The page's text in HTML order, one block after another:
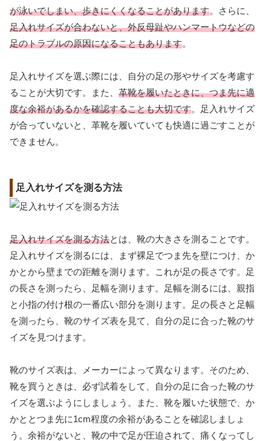
が泳いでしまい、歩きにくくなることがあります。さらに、
足入れサイズが合わないと、外反母趾やハンマートウなどの
足のトラブルの原因になることもあります。
足入れサイズを選ぶ際には、自分の足の形やサイズを考慮す
ることが大切です。また、 革靴を履いたときに、つま先に適
度な余裕があるかを確認することも大切です。足入れサイズ
が合っていないと、革靴を履いていても快適に過ごすことが
できません。
足入れサイズを測る方法
足入れサイズを測る方法とは、靴の大きさを測ることです。
足入れサイズを測るには、まず裸足でつま先を壁につけ、か
かとから壁までの距離を測ります。これが足の長さです。足
の長さを測ったら、足幅を測ります。足幅を測るには、親指
と小指の付け根の一番広い部分を測ります。足の長さと足幅
を測ったら、靴のサイズ表を見て、自分の足に合った靴のサ
イズを見つけます。
靴のサイズ表は、メーカーによって異なります。そのため、
靴を買うときは、必ず試着をして、自分の足に合った靴のサ
イズを選ぶようにしましょう。また、靴を履いた状態で、か
かととつま先に1cm程度の余裕があることを確認しましょ
う。余裕がないと、靴の中で足が圧迫されて、痛くなってし